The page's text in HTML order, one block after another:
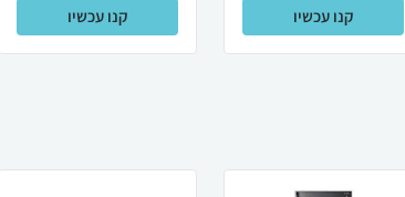
קנו עכשיו קנו עכשיו